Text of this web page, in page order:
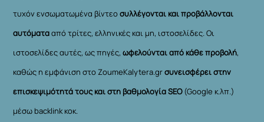
τυχόν ενσωματωμένα βίντεοσυλλέγονται και προβάλλονται
αυτόματααπό τρίτες, ελληνικές και μη, ιστοσελίδες. Οι
ιστοσελίδες αυτές, ως πηγές,ωφελούνται από κάθε προβολή,
καθώς η εμφάνιση στο ZoumeKalytera.grσυνεισφέρει στην
επισκεψιμότητά τους και στη βαθμολογία SEO(Google κ.λπ.)
μέσω backlink κοκ.